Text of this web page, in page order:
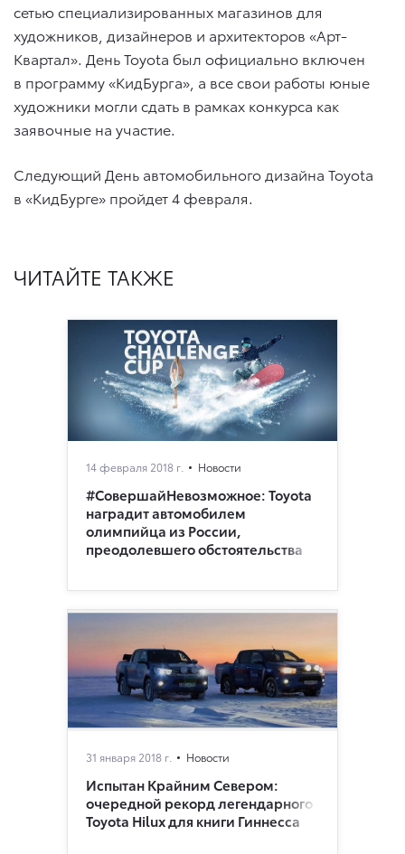
сетью специализированных магазинов для
художников, дизайнеров и архитекторов «Арт-
Квартал». День Toyota был официально включен
в программу «КидБурга», а все свои работы юные
художники могли сдать в рамках конкурса как
заявочные на участие.
Следующий День автомобильного дизайна Toyota
в «КидБурге» пройдет 4 февраля.
ЧИТАЙТЕ ТАКЖЕ
14 февраля 2018 г. Новости
#СовершайНевозможное: Toyota
наградит автомобилем
олимпийца из России,
преодолевшего обстоятельства
31 января 2018 г. Новости
Испытан Крайним Севером:
очередной рекорд легендарного
Toyota Hilux для книги Гиннесса